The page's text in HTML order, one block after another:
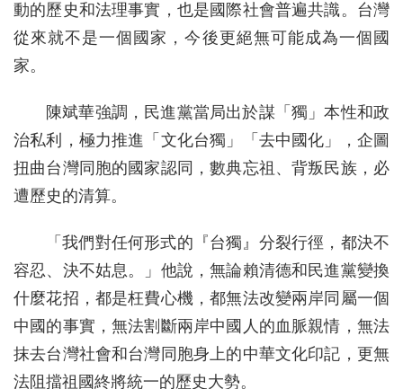
動的歷史和法理事實，也是國際社會普遍共識。台灣
從來就不是一個國家，今後更絕無可能成為一個國
家。
陳斌華強調，民進黨當局出於謀「獨」本性和政
治私利，極力推進「文化台獨」「去中國化」，企圖
扭曲台灣同胞的國家認同，數典忘祖、背叛民族，必
遭歷史的清算。
「我們對任何形式的『台獨』分裂行徑，都決不
容忍、決不姑息。」他說，無論賴清德和民進黨變換
什麼花招，都是枉費心機，都無法改變兩岸同屬一個
中國的事實，無法割斷兩岸中國人的血脈親情，無法
抹去台灣社會和台灣同胞身上的中華文化印記，更無
法阻擋祖國終將統一的歷史大勢。